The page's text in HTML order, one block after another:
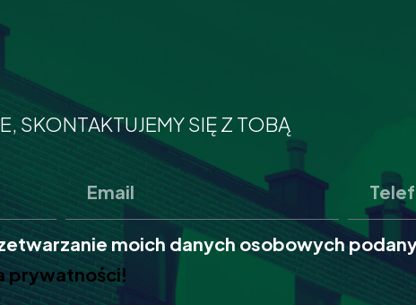
SKONTAKTUJEMY SIĘ Z TOBĄ
moich danych osobowych
prywatności!